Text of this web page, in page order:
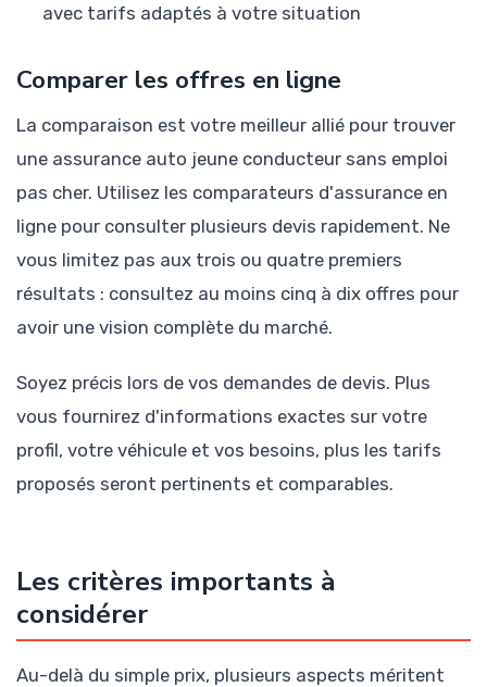
avec tarifs adaptés à votre situation
Comparer les offres en ligne
La comparaison est votre meilleur allié pour trouver
une assurance auto jeune conducteur sans emploi
pas cher. Utilisez les comparateurs d'assurance en
ligne pour consulter plusieurs devis rapidement. Ne
vous limitez pas aux trois ou quatre premiers
résultats : consultez au moins cinq à dix offres pour
avoir une vision complète du marché.
Soyez précis lors de vos demandes de devis. Plus
vous fournirez d'informations exactes sur votre
profil, votre véhicule et vos besoins, plus les tarifs
proposés seront pertinents et comparables.
Les critères importants à
considérer
Au-delà du simple prix, plusieurs aspects méritent